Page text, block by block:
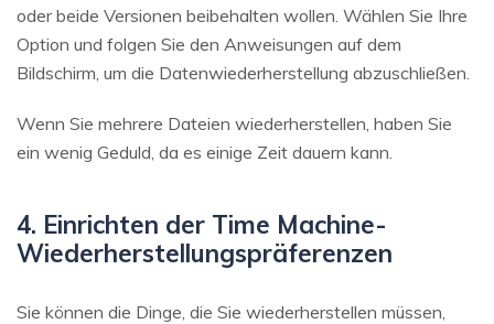
oder beide Versionen beibehalten wollen. Wählen Sie Ihre
Option und folgen Sie den Anweisungen auf dem
Bildschirm, um die Datenwiederherstellung abzuschließen.
Wenn Sie mehrere Dateien wiederherstellen, haben Sie
ein wenig Geduld, da es einige Zeit dauern kann.
4. Einrichten der Time Machine-
Wiederherstellungspräferenzen
Sie können die Dinge, die Sie wiederherstellen müssen,